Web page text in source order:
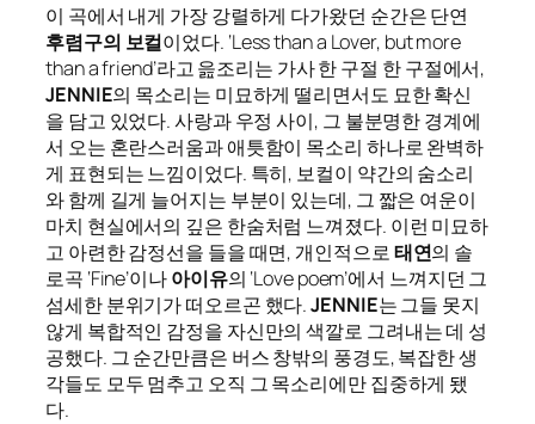
이 곡에서 내게 가장 강렬하게 다가왔던 순간은 단연
후렴구의 보컬이었다. ‘Less than a Lover, but more
than a friend’라고 읊조리는 가사 한 구절 한 구절에서,
JENNIE의 목소리는 미묘하게 떨리면서도 묘한 확신
을 담고 있었다. 사랑과 우정 사이, 그 불분명한 경계에
서 오는 혼란스러움과 애틋함이 목소리 하나로 완벽하
게 표현되는 느낌이었다. 특히, 보컬이 약간의 숨소리
와 함께 길게 늘어지는 부분이 있는데, 그 짧은 여운이
마치 현실에서의 깊은 한숨처럼 느껴졌다. 이런 미묘하
고 아련한 감정선을 들을 때면, 개인적으로태연의 솔
로곡 ‘Fine’이나아이유의 ‘Love poem’에서 느껴지던 그
섬세한 분위기가 떠오르곤 했다.JENNIE는 그들 못지
않게 복합적인 감정을 자신만의 색깔로 그려내는 데 성
공했다. 그 순간만큼은 버스 창밖의 풍경도, 복잡한 생
각들도 모두 멈추고 오직 그 목소리에만 집중하게 됐
다.